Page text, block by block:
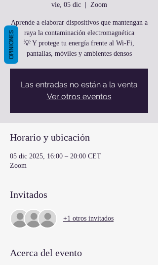
vie, 05 dic
  |
Zoom
Aprende a elaborar dispositivos que mantengan a
raya la contaminación electromagnética
💡 Y protege tu energía frente al Wi-Fi,
pantallas, móviles y ambientes densos
Las entradas no están a la venta
Ver otros eventos
Horario y ubicación
05 dic 2025, 16:00 – 20:00 CET
Zoom
Invitados
+1 otros invitados
Acerca del evento
OPINIONES